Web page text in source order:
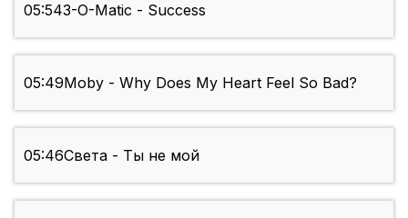
05:543-O-Matic - Success
05:49Moby - Why Does My Heart Feel So Bad?
05:46Света - Ты не мой